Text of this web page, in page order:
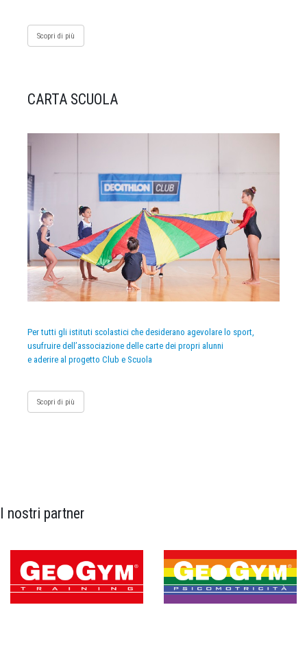
Scopri di più
CARTA SCUOLA
Per tutti gli istituti scolastici che desiderano agevolare lo sport,
usufruire dell’associazione delle carte dei propri alunni
e aderire al progetto Club e Scuola
Scopri di più
I nostri partner